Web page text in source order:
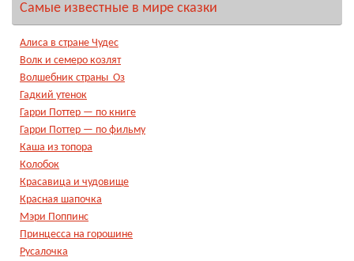
Самые известные в мире сказки
Алиса в стране Чудес
Волк и семеро козлят
Волшебник страны Оз
Гадкий утенок
Гарри Поттер — по книге
Гарри Поттер — по фильму
Каша из топора
Колобок
Красавица и чудовище
Красная шапочка
Мэри Поппинс
Принцесса на горошине
Русалочка